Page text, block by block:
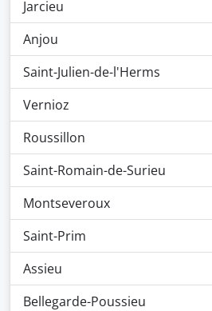
Jarcieu
Anjou
Saint-Julien-de-l'Herms
Vernioz
Roussillon
Saint-Romain-de-Surieu
Montseveroux
Saint-Prim
Assieu
Bellegarde-Poussieu